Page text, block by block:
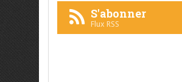
S'abonner
Flux RSS